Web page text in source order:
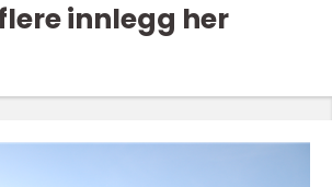
innlegg her